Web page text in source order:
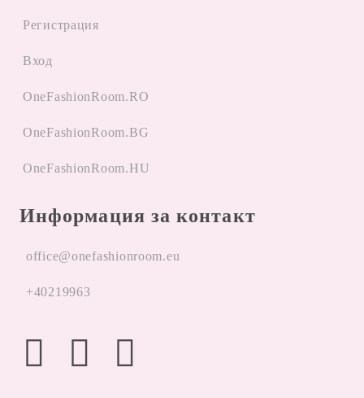
Регистрация
Вход
OneFashionRoom.RO
OneFashionRoom.BG
OneFashionRoom.HU
Информация за контакт
office@onefashionroom.eu
+40219963